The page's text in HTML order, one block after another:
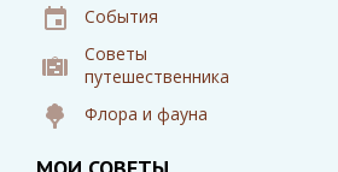
События
Советы
путешественника
Флора и фауна